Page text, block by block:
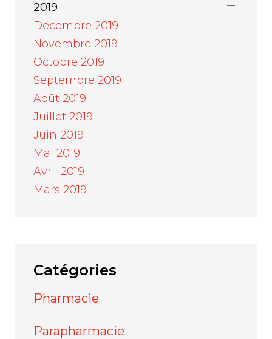
2019
Decembre 2019
Novembre 2019
Octobre 2019
Septembre 2019
Août 2019
Juillet 2019
Juin 2019
Mai 2019
Avril 2019
Mars 2019
Catégories
Pharmacie
Parapharmacie